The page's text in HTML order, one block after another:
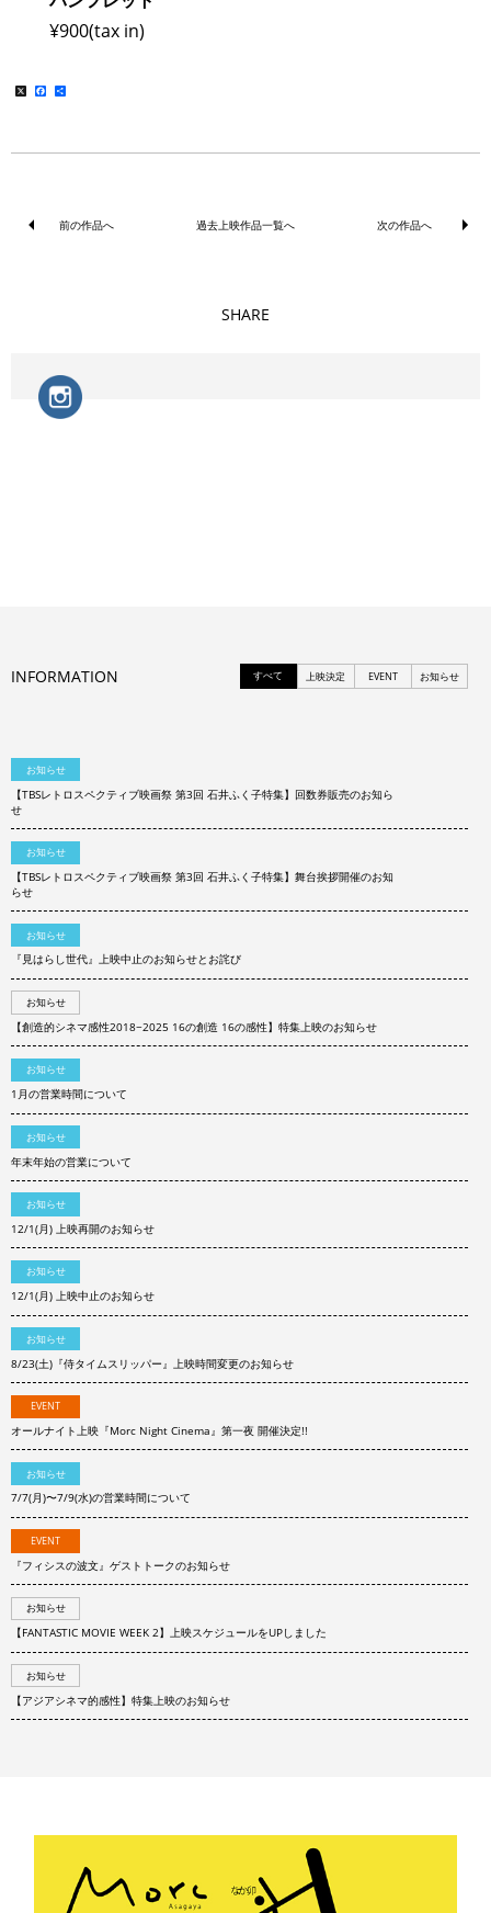
¥900(tax in)
X Facebook
前の作品へ 過去上映作品一覧へ 次の作品へ
SHARE
INFORMATION すべて 上映決定 EVENT お知らせ
お知らせ
【TBSレトロスペクティブ映画祭 第3回 石井ふく子特集】回数券販売のお知ら
せ
お知らせ
【TBSレトロスペクティブ映画祭 第3回 石井ふく子特集】舞台挨拶開催のお知
らせ
お知らせ
『見はらし世代』上映中止のお知らせとお詫び
お知らせ
【創造的シネマ感性2018−2025 16の創造 16の感性】特集上映のお知らせ
お知らせ
1月の営業時間について
お知らせ
年末年始の営業について
お知らせ
12/1(月) 上映再開のお知らせ
お知らせ
12/1(月) 上映中止のお知らせ
お知らせ
8/23(土)『侍タイムスリッパー』上映時間変更のお知らせ
EVENT
オールナイト上映『Morc Night Cinema』第一夜 開催決定!!
お知らせ
7/7(月)〜7/9(水)の営業時間について
EVENT
『フィシスの波文』ゲストトークのお知らせ
お知らせ
【FANTASTIC MOVIE WEEK 2】上映スケジュールをUPしました
お知らせ
【アジアシネマ的感性】特集上映のお知らせ